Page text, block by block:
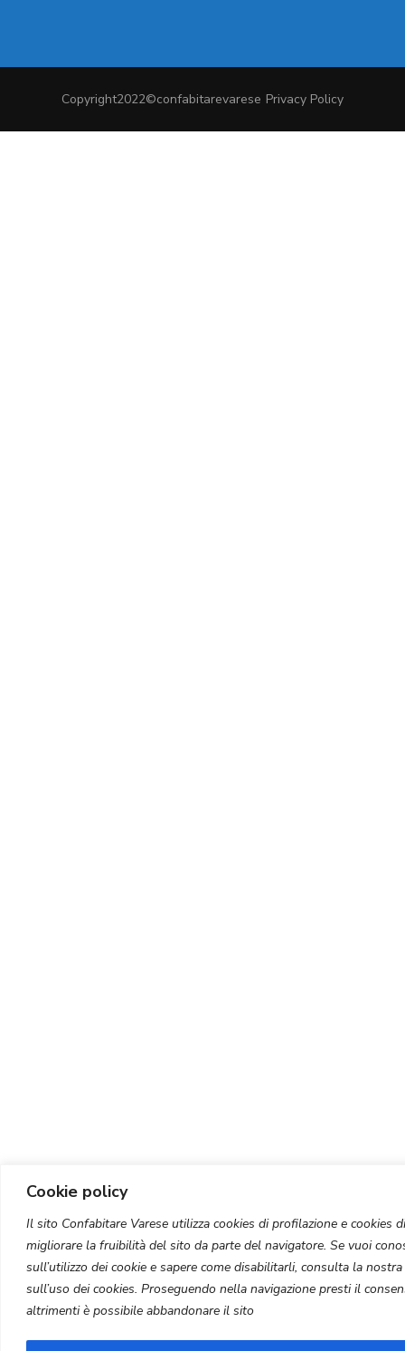
Cookie policy
Il sito Confabitare Varese utilizza cookies di profilazione e cookies
migliorare la fruibilità del sito da parte del navigatore. Se vuoi
sull’utilizzo dei cookie e sapere come disabilitarli, consulta la
sull’uso dei cookies. Proseguendo nella navigazione presti il
altrimenti è possibile abbandonare il sito
Copyright2022©confabitarevarese Privacy Policy